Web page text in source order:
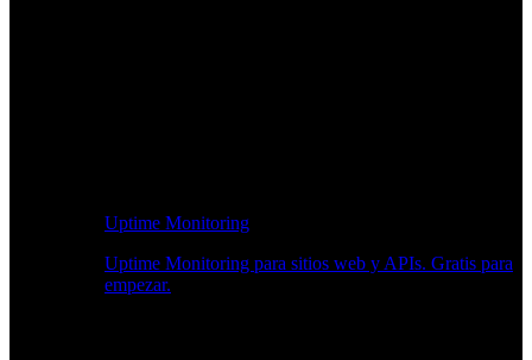
Uptime Monitoring
Uptime Monitoring para sitios web y APIs. Gratis para
empezar.